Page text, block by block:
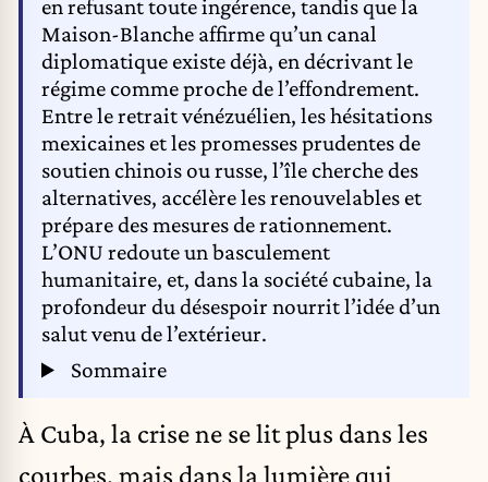
en refusant toute ingérence, tandis que la
Maison-Blanche affirme qu’un canal
diplomatique existe déjà, en décrivant le
régime comme proche de l’effondrement.
Entre le retrait vénézuélien, les hésitations
mexicaines et les promesses prudentes de
soutien chinois ou russe, l’île cherche des
alternatives, accélère les renouvelables et
prépare des mesures de rationnement.
L’ONU redoute un basculement
humanitaire, et, dans la société cubaine, la
profondeur du désespoir nourrit l’idée d’un
salut venu de l’extérieur.
Sommaire
À Cuba, la crise ne se lit plus dans les
courbes, mais dans la lumière qui